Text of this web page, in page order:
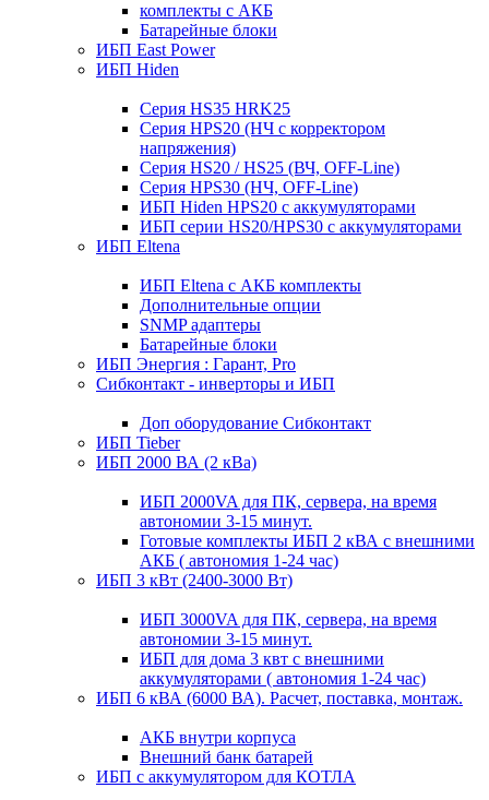
комплекты с АКБ
Батарейные блоки
ИБП East Power
ИБП Hiden
Серия HS35 HRK25
Серия HPS20 (НЧ с корректором
напряжения)
Серия HS20 / HS25 (ВЧ, OFF-Line)
Серия HPS30 (НЧ, OFF-Line)
ИБП Hiden HPS20 с аккумуляторами
ИБП серии HS20/HPS30 с аккумуляторами
ИБП Eltena
ИБП Eltena с АКБ комплекты
Дополнительные опции
SNMP адаптеры
Батарейные блоки
ИБП Энергия : Гарант, Pro
Сибконтакт - инверторы и ИБП
Доп оборудование Сибконтакт
ИБП Tieber
ИБП 2000 ВА (2 кВа)
ИБП 2000VA для ПК, сервера, на время
автономии 3-15 минут.
Готовые комплекты ИБП 2 кВА с внешними
АКБ ( автономия 1-24 час)
ИБП 3 кВт (2400-3000 Вт)
ИБП 3000VA для ПК, сервера, на время
автономии 3-15 минут.
ИБП для дома 3 квт с внешними
аккумуляторами ( автономия 1-24 час)
ИБП 6 кВА (6000 ВА). Расчет, поставка, монтаж.
АКБ внутри корпуса
Внешний банк батарей
ИБП с аккумулятором для КОТЛА